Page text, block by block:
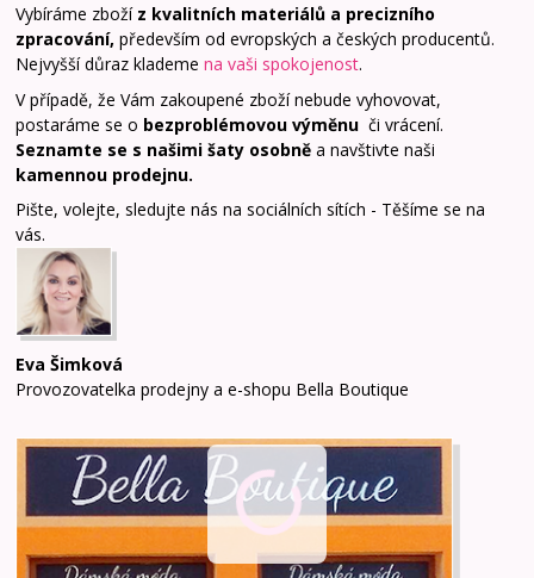
Vybíráme zboží z kvalitních materiálů a precizního
zpracování, především od evropských a českých producentů.
Nejvyšší důraz klademena vaši spokojenost.
V případě, že Vám zakoupené zboží nebude vyhovovat,
postaráme se o bezproblémovou výměnu či vrácení.
Seznamte se s našimi šaty osobně a navštivte naši
kamennou prodejnu.
Pište, volejte, sledujte nás na sociálních sítích - Těšíme se na
vás.
Eva Šimková
Provozovatelka prodejny a e-shopu Bella Boutique